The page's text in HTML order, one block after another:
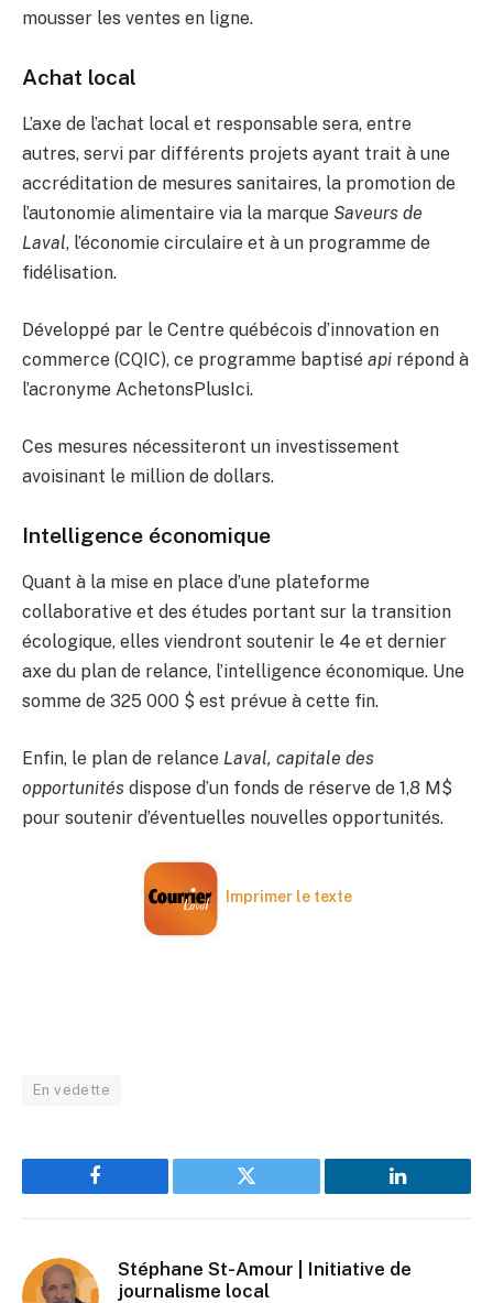
mousser les ventes en ligne.
Achat local
L’axe de l’achat local et responsable sera, entre
autres, servi par différents projets ayant trait à une
accréditation de mesures sanitaires, la promotion de
l’autonomie alimentaire via la marque Saveurs de
Laval, l’économie circulaire et à un programme de
fidélisation.
Développé par le Centre québécois d’innovation en
commerce (CQIC), ce programme baptisé api répond à
l’acronyme AchetonsPlusIci.
Ces mesures nécessiteront un investissement
avoisinant le million de dollars.
Intelligence économique
Quant à la mise en place d’une plateforme
collaborative et des études portant sur la transition
écologique, elles viendront soutenir le 4e et dernier
axe du plan de relance, l’intelligence économique. Une
somme de 325 000 $ est prévue à cette fin.
Enfin, le plan de relance Laval, capitale des
opportunités dispose d’un fonds de réserve de 1,8 M$
pour soutenir d’éventuelles nouvelles opportunités.
Imprimer le texte
En vedette
Facebook Twitter LinkedIn
Stéphane St-Amour | Initiative de
journalisme local